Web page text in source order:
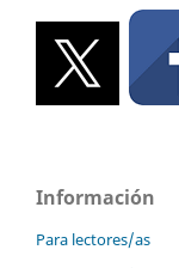
Información
Para lectores/as